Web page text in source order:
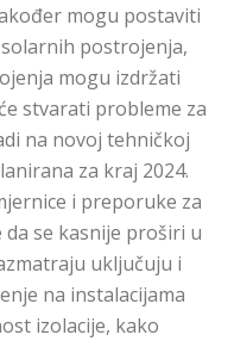
mogu postaviti
postrojenja,
mogu izdržati
stvarati probleme za
na novoj tehničkoj
za kraj 2024.
i preporuke za
da se kasnije proširi u
uključuju i
na instalacijama
izolacije, kako